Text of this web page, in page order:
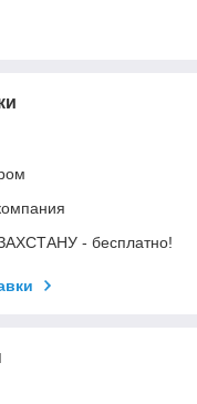
- бесплатно!